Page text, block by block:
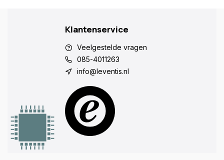
Klantenservice
Veelgestelde vragen
085-4011263
info@leventis.nl